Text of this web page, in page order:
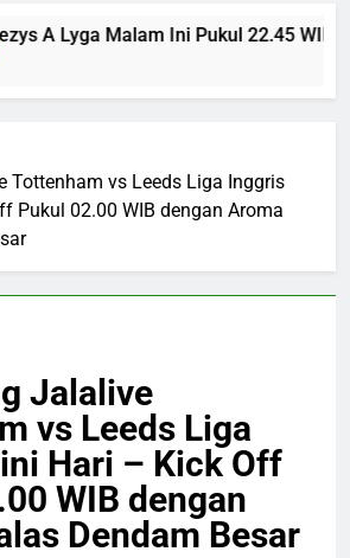
A Lyga Malam Ini Pukul 22.45 WIB
Tottenham vs Leeds Liga Inggris
Pukul 02.00 WIB dengan Aroma
Jalalive
vs Leeds Liga
Hari – Kick Off
WIB dengan
Dendam Besar